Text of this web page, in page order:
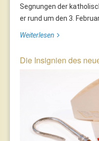
Segnungen der
er rund um den 3.
Weiterlesen
Die Insignien des